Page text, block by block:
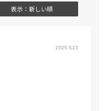
表示：新しい順
2025.6.23